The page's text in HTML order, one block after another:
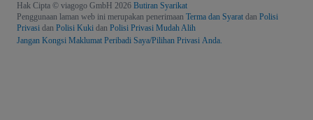
Hak Cipta © viagogo GmbH 2026 Butiran Syarikat
Penggunaan laman web ini merupakan penerimaan Terma dan Syarat dan Polisi
Privasi dan Polisi Kuki dan Polisi Privasi Mudah Alih
Jangan Kongsi Maklumat Peribadi Saya/Pilihan Privasi Anda.